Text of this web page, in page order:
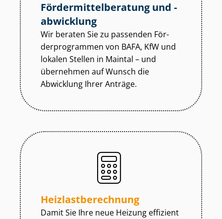
För­der­mit­tel­be­ra­tung und -
abwicklung
Wir beraten Sie zu passenden För­
der­pro­gram­men von BAFA, KfW und
lokalen Stellen in Maintal – und
übernehmen auf Wunsch die
Abwicklung Ihrer Anträge.
Heiz­last­be­rech­nung
Damit Sie Ihre neue Heizung effizient